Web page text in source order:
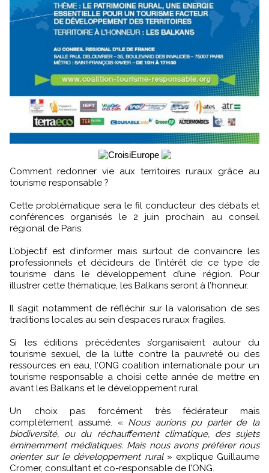
Comment redonner vie aux territoires ruraux grâce au
tourisme responsable ?
Cette problématique sera le fil conducteur des débats et
conférences organisés le 2 juin prochain au conseil
régional de Paris.
L’objectif est d’informer mais surtout de convaincre les
professionnels et décideurs de l’intérêt de ce type de
tourisme dans le développement d’une région. Pour
illustrer cette thématique, les Balkans seront à l’honneur.
Il s’agit notamment de réfléchir sur la valorisation de ses
traditions locales au sein d’espaces ruraux fragiles.
Si les éditions précédentes s’organisaient autour du
tourisme sexuel, de la lutte contre la pauvreté ou des
ressources en eau, l’ONG coalition internationale pour un
tourisme responsable a choisi cette année de mettre en
avant les Balkans et le développement rural.
Un choix pas forcément très fédérateur mais
complètement assumé. « Nous aurions pu parler de la
biodiversité, ou du réchauffement climatique, des sujets
éminemment médiatiques. Mais nous avons préférer nous
orienter sur le développement rural» explique Guillaume
Cromer, consultant et co-responsable de l’ONG.